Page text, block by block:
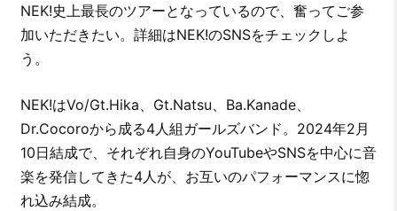
NEK!史上最長のツアーとなっているので、奮ってご参
加いただきたい。詳細はNEK!のSNSをチェックしよ
う。
NEK!はVo/Gt.Hika、Gt.Natsu、Ba.Kanade、
Dr.Cocoroから成る4人組ガールズバンド。2024年2月
10日結成で、それぞれ自身のYouTubeやSNSを中心に音
楽を発信してきた4人が、お互いのパフォーマンスに惚
れ込み結成。